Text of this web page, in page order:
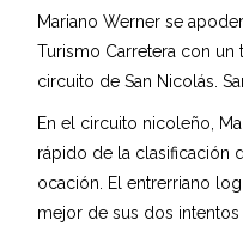
Mariano Werner se
Turismo Carretera con
circuito de San Nicolás.
En el circuito nicoleño,
rápido de la clasificación
ocación. El entrerriano
mejor de sus dos